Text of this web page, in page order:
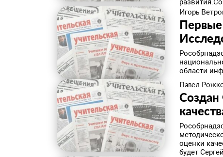
Игорь
области
Павел
Создан
оценки
будет